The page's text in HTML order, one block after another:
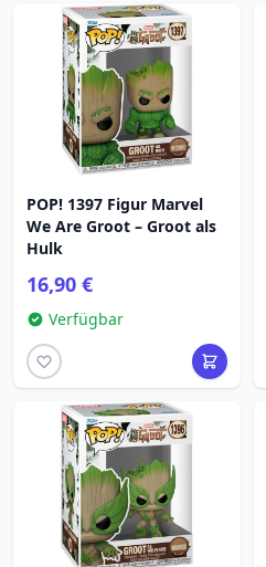
POP! 1397 Figur Marvel
We Are Groot – Groot als
Hulk
16,90 €
Verfügbar